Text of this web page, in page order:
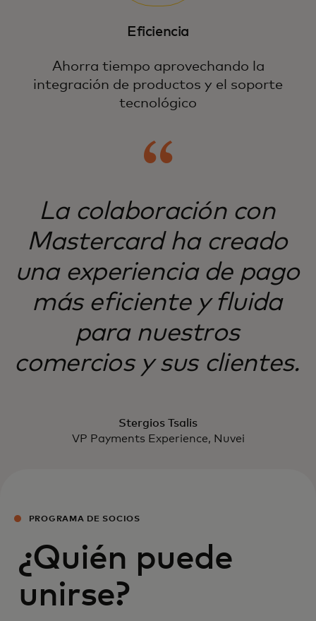
Eficiencia
Ahorra tiempo aprovechando la
integración de productos y el soporte
tecnológico
La colaboración con
Mastercard ha creado
una experiencia de pago
más eficiente y fluida
para nuestros
comercios y sus clientes.
Stergios Tsalis
VP Payments Experience, Nuvei
PROGRAMA DE SOCIOS
¿Quién puede
unirse?